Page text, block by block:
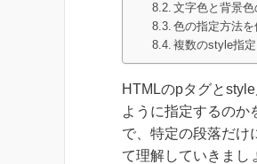
文字色と背景
色の指定方法
複数のstyle指
HTMLのpタグと
ように指定するのか
で、特定の段落だけ
て理解していきまし